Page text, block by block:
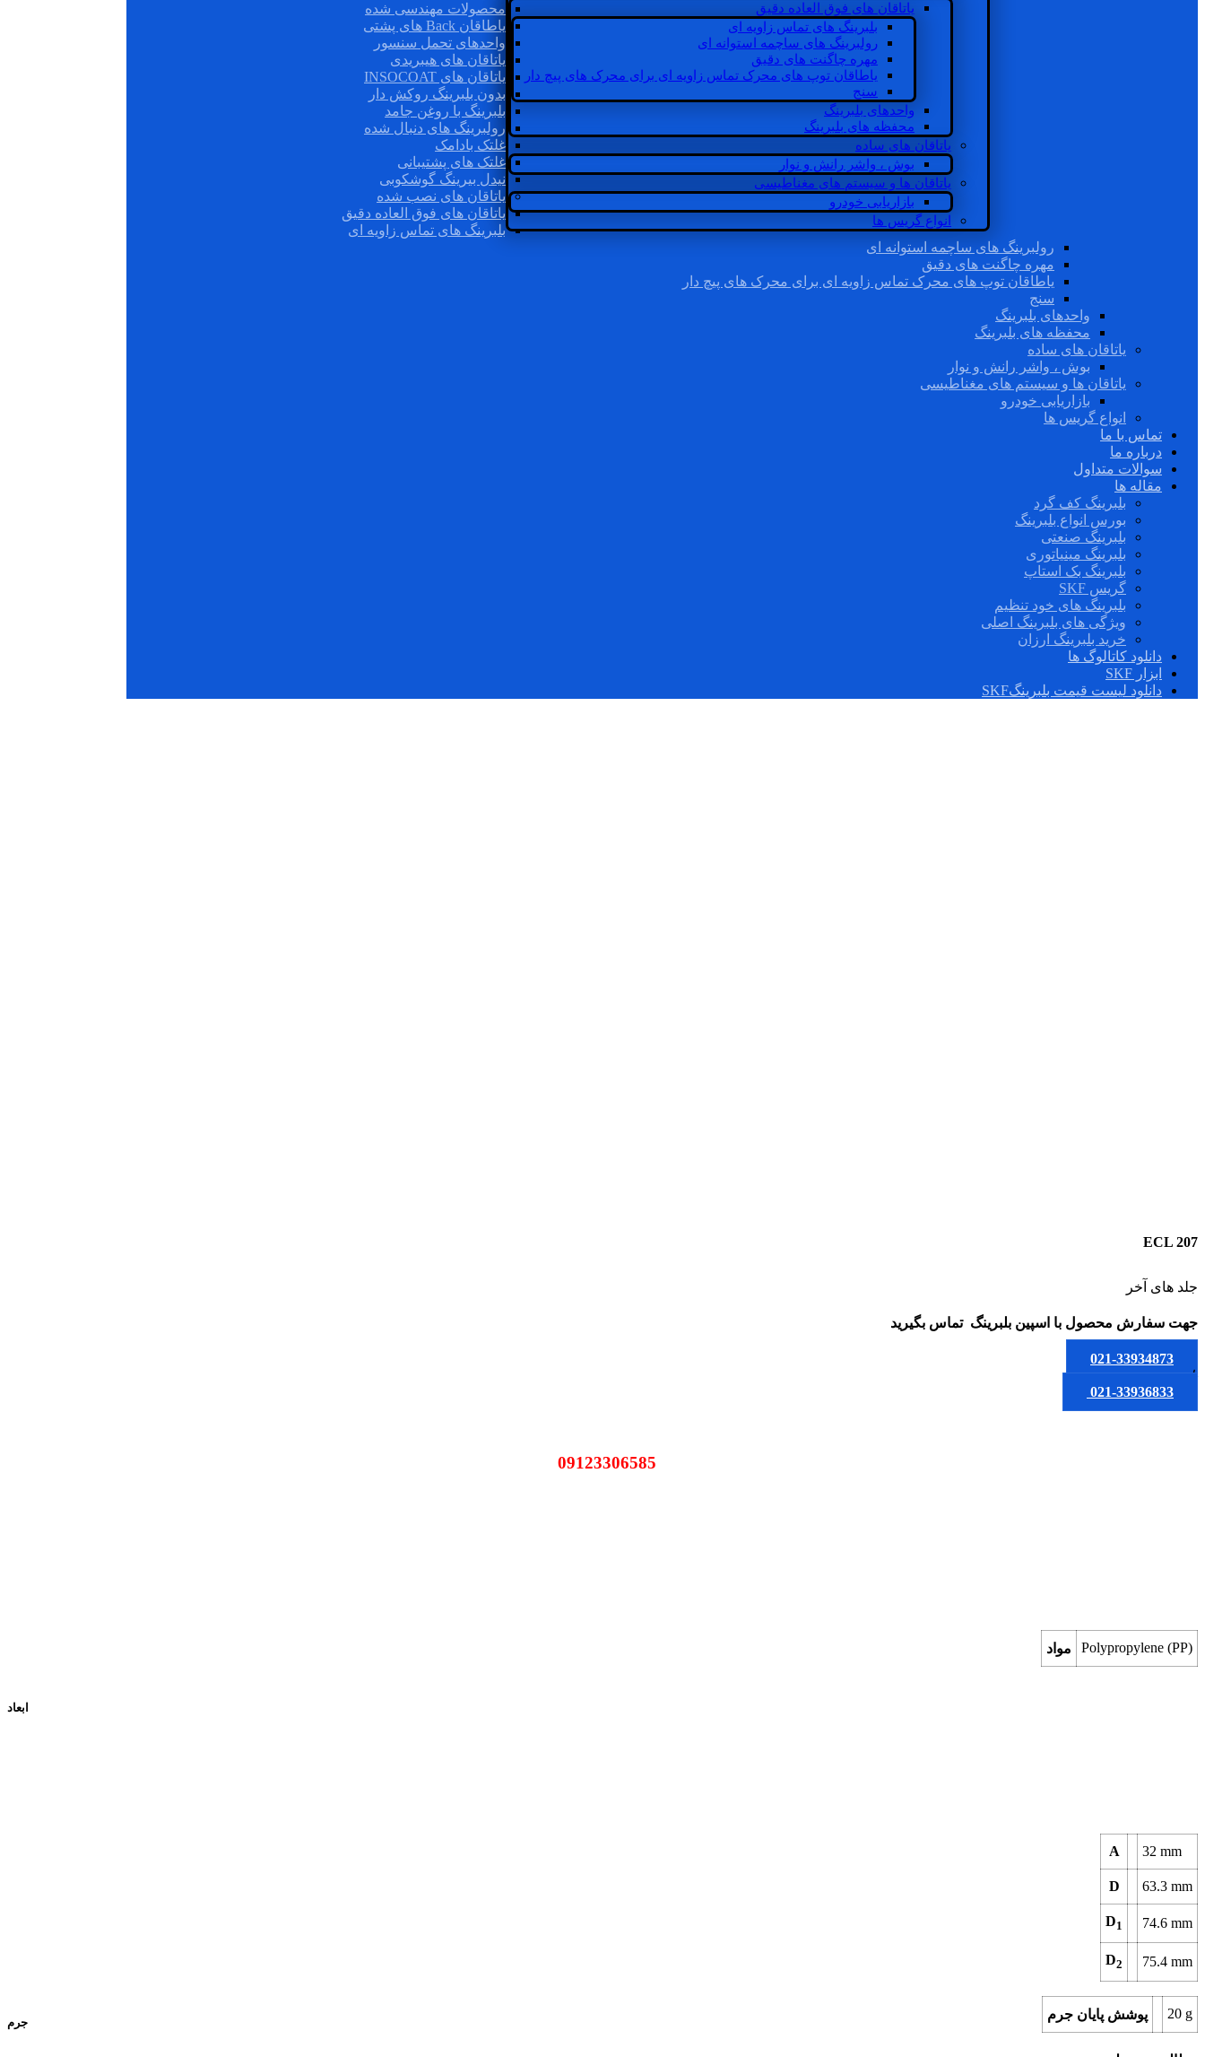
یاتاقان های فوق العاده دقیق
بلبرینگ های تماس زاویه ای
رولبرینگ های ساچمه استوانه ای
مهره چاگنت های دقیق
یاطاقان توپ های محرک تماس زاویه ای برای محرک های پیچ دار
سنج
واحدهای بلبرینگ
محفظه های بلبرینگ
یاتاقان های ساده
بوش ، واشر رانش و نوار
یاتاقان ها و سیستم های مغناطیسی
بازاریابی خودرو
انواع گریس ها
محصولات مهندسی شده
یاطاقان Back های پشتی
واحدهای تحمل سنسور
یاتاقان های هیبریدی
یاتاقان های INSOCOAT
بدون بلبرینگ روکش دار
بلبرینگ با روغن جامد
رولبرینگ های دنبال شده
غلتک بادامک
غلتک های پشتیبانی
نیدل بیرینگ گوشکوبی
یاتاقان های نصب شده
یاتاقان های فوق العاده دقیق
بلبرینگ های تماس زاویه ای
رولبرینگ های ساچمه استوانه ای
مهره چاگنت های دقیق
یاطاقان توپ های محرک تماس زاویه ای برای محرک های پیچ دار
سنج
واحدهای بلبرینگ
محفظه های بلبرینگ
یاتاقان های ساده
بوش ، واشر رانش و نوار
یاتاقان ها و سیستم های مغناطیسی
بازاریابی خودرو
انواع گریس ها
تماس با ما
درباره ما
سوالات متداول
مقاله ها
بلبرینگ کف گرد
بورس انواع بلبرینگ
بلبرینگ صنعتی
بلبرینگ مینیاتوری
بلبرینگ بک استاپ
گریس SKF
بلبرینگ های خود تنظیم
ویژگی های بلبرینگ اصلی
خرید بلبرینگ ارزان
دانلود کاتالوگ ها
ابزار SKF
دانلود لیست قیمت بلبرینگSKF
ECL 207
جلد های آخر
جهت سفارش محصول با اسپین بلبرینگ تماس بگیرید
021-33934873
یا
021-33936833
مواد Polypropylene (PP)
ابعاد
A 32 mm
D 63.3 mm
D1 74.6 mm
D2 75.4 mm
جرم
پوشش پایان جرم 20 g